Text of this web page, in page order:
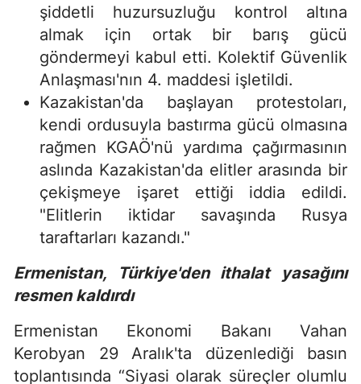
şiddetli huzursuzluğu kontrol altına
almak için ortak bir barış gücü
göndermeyi kabul etti. Kolektif Güvenlik
Anlaşması'nın 4. maddesi işletildi.
Kazakistan'da başlayan protestoları,
kendi ordusuyla bastırma gücü olmasına
rağmen KGAÖ'nü yardıma çağırmasının
aslında Kazakistan'da elitler arasında bir
çekişmeye işaret ettiği iddia edildi.
"Elitlerin iktidar savaşında Rusya
taraftarları kazandı."
Ermenistan, Türkiye'den ithalat yasağını
resmen kaldırdı
Ermenistan Ekonomi Bakanı Vahan
Kerobyan 29 Aralık'ta düzenlediği basın
toplantısında “Siyasi olarak süreçler olumlu